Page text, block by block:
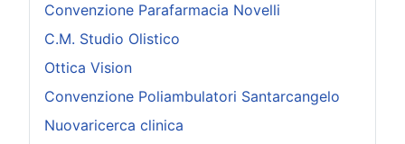
Convenzione Parafarmacia Novelli
C.M. Studio Olistico
Ottica Vision
Convenzione Poliambulatori Santarcangelo
Nuovaricerca clinica